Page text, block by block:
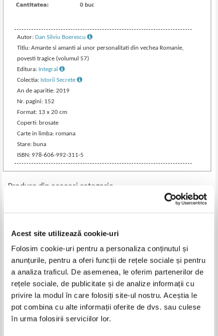
Acest site utilizează cookie-uri
Folosim cookie-uri pentru a personaliza conținutul și
anunțurile, pentru a oferi funcții de rețele sociale și pentru
a analiza traficul. De asemenea, le oferim partenerilor de
rețele sociale, de publicitate și de analize informații cu
privire la modul în care folosiți site-ul nostru. Aceștia le
pot combina cu alte informații oferite de dvs. sau culese
în urma folosirii serviciilor lor.
Autor:Dan Silviu Boerescu
Titlu: Amante si amanti ai unor personalitati din vechea Romanie,
povesti tragice (volumul 57)
Editura: Integral
Colectia: Istorii Secrete
An de aparitie: 2019
Nr. pagini: 152
Format: 13 x 20 cm
Coperti: brosate
Carte in limba: romana
Stare: buna
ISBN: 978-606-992-311-5
Produse din aceeasi categorie
transatlantica pentru secolul